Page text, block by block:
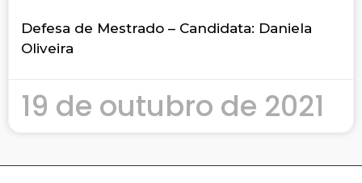
Defesa de Mestrado – Candidata: Daniela
Oliveira
19 de outubro de 2021